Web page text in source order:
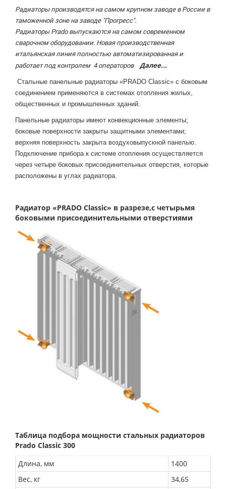
Радиаторы производятся на самом крупном заводе в России в
таможенной зоне на заводе "Прогресс".
Радиаторы Prado выпускаются на самом современном
сварочном оборудовании. Новая производственная
итальянская линия полностью автоматизированная и
работает под контролем 4 операторов Далее...
Стальные панельные радиаторы «PRADO Classic» с боковым
соединением применяются в системах отопления жилых,
общественных и промышленных зданий.
Панельные радиаторы имеют конвекционные элементы;
боковые поверхности закрыты защитными элементами;
верхняя поверхность закрыта воздуховыпускной панелью.
Подключение прибора к системе отопления осуществляется
через четыре боковых присоединительных отверстия, которые
расположены в углах радиатора.
Радиатор «PRADO Classic» в разрезе,с четырьмя
боковыми присоединительными отверстиями
Таблица подбора мощности стальных радиаторов
Prado Classic 300
Длина, мм
1400
Вес, кг
34,65